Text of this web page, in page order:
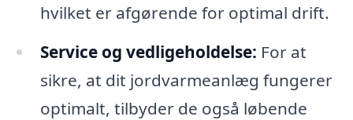
hvilket er afgørende for optimal drift.
Service og vedligeholdelse: For at
sikre, at dit jordvarmeanlæg fungerer
optimalt, tilbyder de også løbende